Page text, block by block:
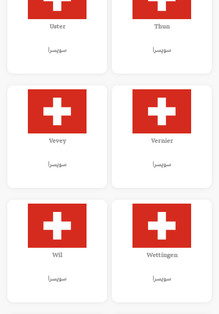
Thun
سويسرا
Uster
سويسرا
Vernier
سويسرا
Vevey
سويسرا
Wettingen
سويسرا
Wil
سويسرا